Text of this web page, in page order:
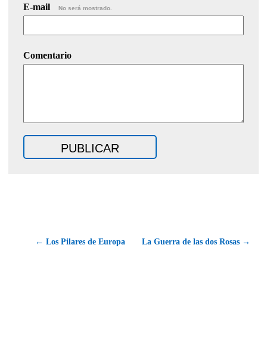
E-mail No será mostrado.
Comentario
← Los Pilares de Europa La Guerra de las dos Rosas →